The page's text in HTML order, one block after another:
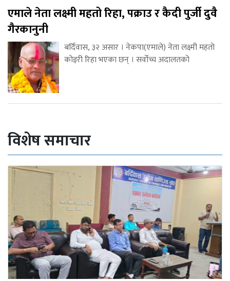
एमाले नेता लक्ष्मी महतो रिहा, पक्राउ र कैदी पुर्जी दुवै
गैरकानुनी
बर्दिवास, ३२ असार । नेकपा(एमाले) नेता लक्ष्मी महतो
कोइरी रिहा भएका छन् । सर्वोच्च अदालतको
विशेष समाचार